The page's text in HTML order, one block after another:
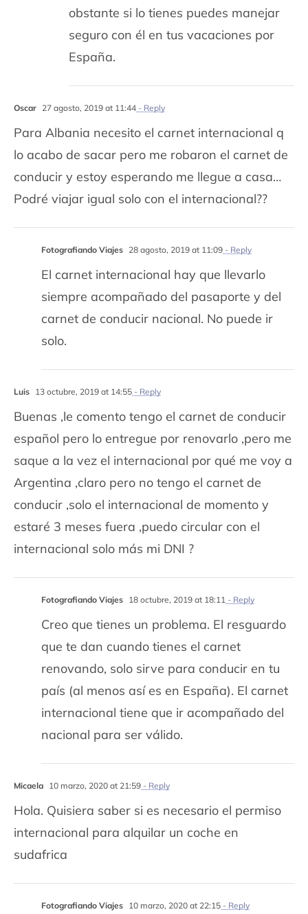
obstante si lo tienes puedes manejar
seguro con él en tus vacaciones por
España.
Oscar 27 agosto, 2019 at 11:44- Reply
Para Albania necesito el carnet internacional q
lo acabo de sacar pero me robaron el carnet de
conducir y estoy esperando me llegue a casa…
Podré viajar igual solo con el internacional??
Fotografiando Viajes 28 agosto, 2019 at 11:09- Reply
El carnet internacional hay que llevarlo
siempre acompañado del pasaporte y del
carnet de conducir nacional. No puede ir
solo.
Luis 13 octubre, 2019 at 14:55- Reply
Buenas ,le comento tengo el carnet de conducir
español pero lo entregue por renovarlo ,pero me
saque a la vez el internacional por qué me voy a
Argentina ,claro pero no tengo el carnet de
conducir ,solo el internacional de momento y
estaré 3 meses fuera ,puedo circular con el
internacional solo más mi DNI ?
Fotografiando Viajes 18 octubre, 2019 at 18:11- Reply
Creo que tienes un problema. El resguardo
que te dan cuando tienes el carnet
renovando, solo sirve para conducir en tu
país (al menos así es en España). El carnet
internacional tiene que ir acompañado del
nacional para ser válido.
Micaela 10 marzo, 2020 at 21:59- Reply
Hola. Quisiera saber si es necesario el permiso
internacional para alquilar un coche en
sudafrica
Fotografiando Viajes 10 marzo, 2020 at 22:15- Reply